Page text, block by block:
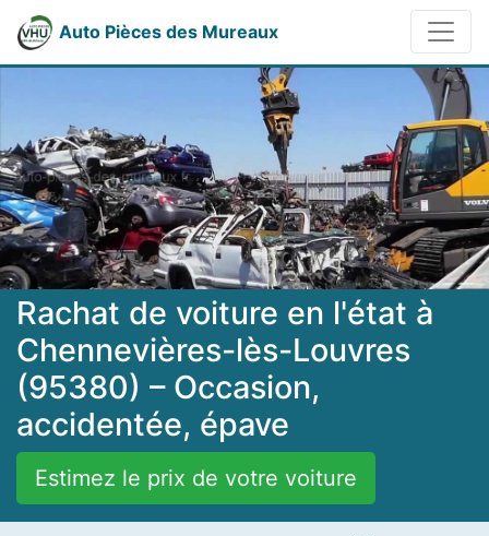
Auto Pièces des Mureaux
Rachat de voiture en l'état à
Chennevières-lès-Louvres
(95380) – Occasion,
accidentée, épave
Estimez le prix de votre voiture